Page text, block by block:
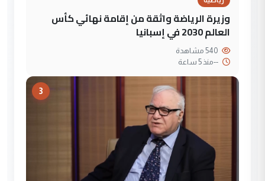
وزيرة الرياضة واثقة من إقامة نهائي كأس
العالم 2030 في إسبانيا
--منذ 5 ساعة
3